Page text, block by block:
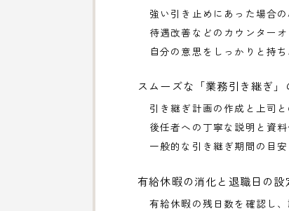
強い引き止めにあった場合
待遇改善などのカウンター
自分の意思をしっかりと持
スムーズな「業務引き継ぎ
引き継ぎ計画の作成と上司
後任者への丁寧な説明と資
一般的な引き継ぎ期間の目安
有給休暇の消化と退職日の
有給休暇の残日数を確認し